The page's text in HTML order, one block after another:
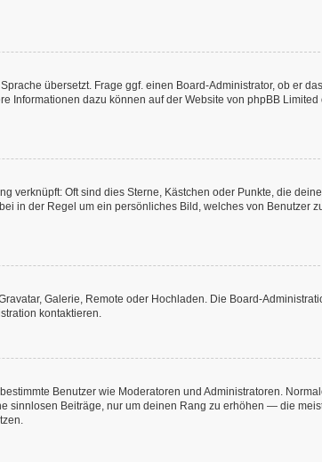
übersetzt. Frage ggf. einen Board-Administrator, ob er
Informationen dazu können auf der Website von phpBB Limited
verknüpft: Oft sind dies Sterne, Kästchen oder Punkte, die
in der Regel um ein persönliches Bild, welches von Benutzer
Galerie, Remote oder Hochladen. Die Board-
kontaktieren.
Benutzer wie Moderatoren und Administratoren.
sinnlosen Beiträge, nur um deinen Rang zu erhöhen — die